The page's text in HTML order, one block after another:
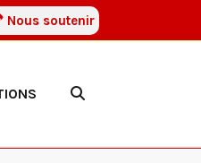
Nous soutenir